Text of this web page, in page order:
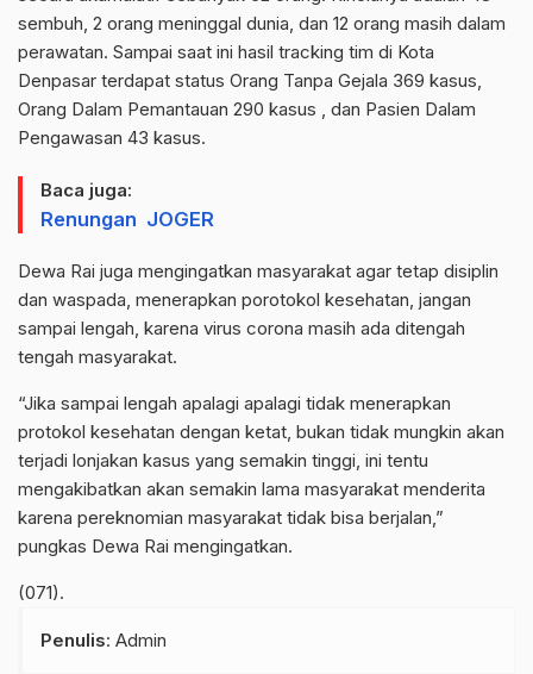
sembuh, 2 orang meninggal dunia, dan 12 orang masih dalam
perawatan. Sampai saat ini hasil tracking tim di Kota
Denpasar terdapat status Orang Tanpa Gejala 369 kasus,
Orang Dalam Pemantauan 290 kasus , dan Pasien Dalam
Pengawasan 43 kasus.
Baca juga:
Renungan JOGER
Dewa Rai juga mengingatkan masyarakat agar tetap disiplin
dan waspada, menerapkan porotokol kesehatan, jangan
sampai lengah, karena virus corona masih ada ditengah
tengah masyarakat.
“Jika sampai lengah apalagi apalagi tidak menerapkan
protokol kesehatan dengan ketat, bukan tidak mungkin akan
terjadi lonjakan kasus yang semakin tinggi, ini tentu
mengakibatkan akan semakin lama masyarakat menderita
karena pereknomian masyarakat tidak bisa berjalan,”
pungkas Dewa Rai mengingatkan.
(071).
Penulis: Admin